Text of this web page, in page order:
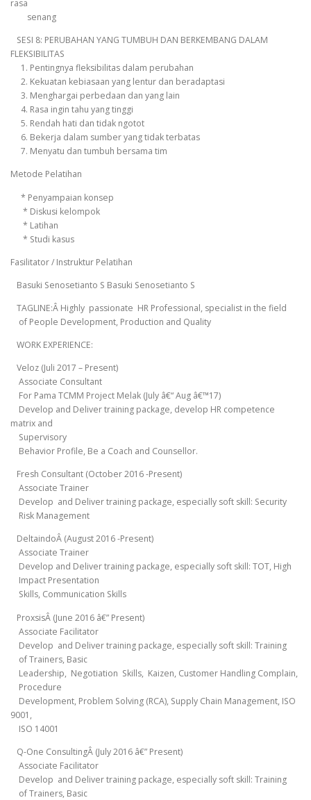
rasa
senang
SESI 8: PERUBAHAN YANG TUMBUH DAN BERKEMBANG DALAM
FLEKSIBILITAS
1. Pentingnya fleksibilitas dalam perubahan
2. Kekuatan kebiasaan yang lentur dan beradaptasi
3. Menghargai perbedaan dan yang lain
4. Rasa ingin tahu yang tinggi
5. Rendah hati dan tidak ngotot
6. Bekerja dalam sumber yang tidak terbatas
7. Menyatu dan tumbuh bersama tim
Metode Pelatihan
* Penyampaian konsep
* Diskusi kelompok
* Latihan
* Studi kasus
Fasilitator / Instruktur Pelatihan
Basuki Senosetianto S Basuki Senosetianto S
TAGLINE:Â Highly passionate HR Professional, specialist in the field
of People Development, Production and Quality
WORK EXPERIENCE:
Veloz (Juli 2017 – Present)
Associate Consultant
For Pama TCMM Project Melak (July â€“ Aug â€™17)
Develop and Deliver training package, develop HR competence
matrix and
Supervisory
Behavior Profile, Be a Coach and Counsellor.
Fresh Consultant (October 2016 -Present)
Associate Trainer
Develop and Deliver training package, especially soft skill: Security
Risk Management
DeltaindoÂ (August 2016 -Present)
Associate Trainer
Develop and Deliver training package, especially soft skill: TOT, High
Impact Presentation
Skills, Communication Skills
ProxsisÂ (June 2016 â€” Present)
Associate Facilitator
Develop and Deliver training package, especially soft skill: Training
of Trainers, Basic
Leadership, Negotiation Skills, Kaizen, Customer Handling Complain,
Procedure
Development, Problem Solving (RCA), Supply Chain Management, ISO
9001,
ISO 14001
Q-One ConsultingÂ (July 2016 â€” Present)
Associate Facilitator
Develop and Deliver training package, especially soft skill: Training
of Trainers, Basic